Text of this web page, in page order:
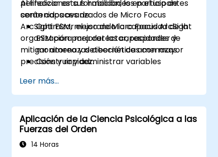
perfeccionar sus habilidades en el uso de
contenidos avanzados de Micro Focus
ArcSight ESM, mejorando la capacidad de la
organización para detectar, responder y
mitigar amenazas cibernéticas con mayor
precisión y rapidez.
Al finalizar esta formación, los participantes
serán capaces de:
Optimizar el uso de Micro Focus ArcSight
ESM para mejorar las capacidades de
monitoreo y detección de amenazas.
Construir y administrar variables
flujos de eventos para un análisis más
preciso.
Desarrollar e implementar listas y reglas
de ArcSight para una correlación de
eventos eficaz y generación de alertas.
Aplicar técnicas de correlación avanzada
Leer más...
Aplicación de la Ciencia Psicológica a las
Fuerzas del Orden
14 Horas